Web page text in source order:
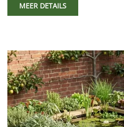
MEER DETAILS